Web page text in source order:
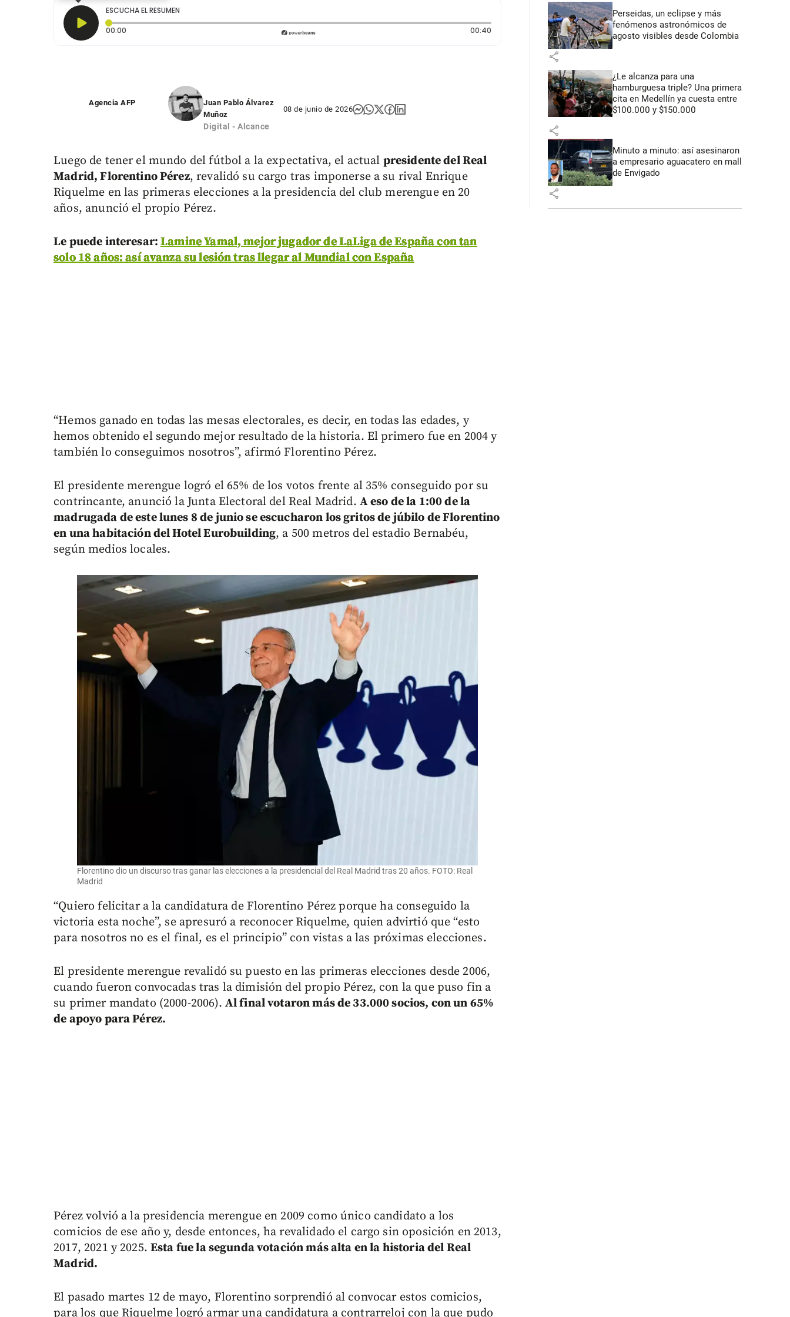
ESCUCHA EL RESUMEN
00:00
00:40Duración: 40 segundos
Agencia AFP
Juan Pablo Álvarez
Muñoz
Digital - Alcance
08 de junio de 2026
Luego de tener el mundo del fútbol a la expectativa, el actual presidente del Real
Madrid, Florentino Pérez, revalidó su cargo tras imponerse a su rival Enrique
Riquelme en las primeras elecciones a la presidencia del club merengue en 20
años, anunció el propio Pérez.
Le puede interesar:Lamine Yamal, mejor jugador de LaLiga de España con tan
solo 18 años: así avanza su lesión tras llegar al Mundial con España
“Hemos ganado en todas las mesas electorales, es decir, en todas las edades, y
hemos obtenido el segundo mejor resultado de la historia. El primero fue en 2004 y
también lo conseguimos nosotros”, afirmó Florentino Pérez.
El presidente merengue logró el 65% de los votos frente al 35% conseguido por su
contrincante, anunció la Junta Electoral del Real Madrid. A eso de la 1:00 de la
madrugada de este lunes 8 de junio se escucharon los gritos de júbilo de Florentino
en una habitación del Hotel Eurobuilding, a 500 metros del estadio Bernabéu,
según medios locales.
Florentino dio un discurso tras ganar las elecciones a la presidencial del Real Madrid tras 20 años. FOTO: Real
Madrid
“Quiero felicitar a la candidatura de Florentino Pérez porque ha conseguido la
victoria esta noche”, se apresuró a reconocer Riquelme, quien advirtió que “esto
para nosotros no es el final, es el principio” con vistas a las próximas elecciones.
El presidente merengue revalidó su puesto en las primeras elecciones desde 2006,
cuando fueron convocadas tras la dimisión del propio Pérez, con la que puso fin a
su primer mandato (2000-2006). Al final votaron más de 33.000 socios, con un 65%
de apoyo para Pérez.
Pérez volvió a la presidencia merengue en 2009 como único candidato a los
comicios de ese año y, desde entonces, ha revalidado el cargo sin oposición en 2013,
2017, 2021 y 2025.Esta fue la segunda votación más alta en la historia del Real
Madrid.
El pasado martes 12 de mayo, Florentino sorprendió al convocar estos comicios,
para los que Riquelme logró armar una candidatura a contrarreloj con la que pudo
Perseidas, un eclipse y más
fenómenos astronómicos de
agosto visibles desde Colombia
share
¿Le alcanza para una
hamburguesa triple? Una primera
cita en Medellín ya cuesta entre
$100.000 y $150.000
share
Minuto a minuto: así asesinaron
a empresario aguacatero en mall
de Envigado
share